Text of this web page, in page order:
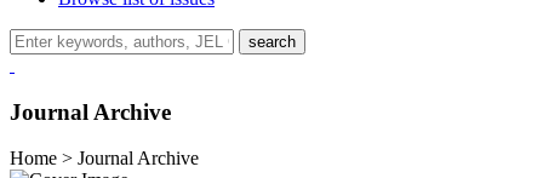
search
Journal Archive
Home > Journal Archive